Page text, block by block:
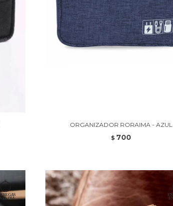
ORGANIZADOR RORAIMA - AZUL
$ 700